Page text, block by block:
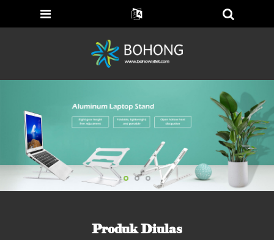
Produk Diulas